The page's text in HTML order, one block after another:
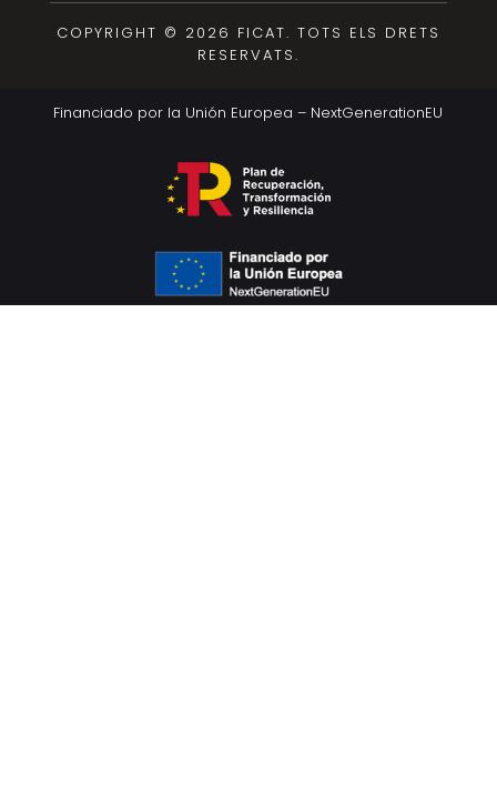
COPYRIGHT © 2026 FICAT. TOTS ELS DRETS
RESERVATS.
Financiado por la Unión Europea – NextGenerationEU